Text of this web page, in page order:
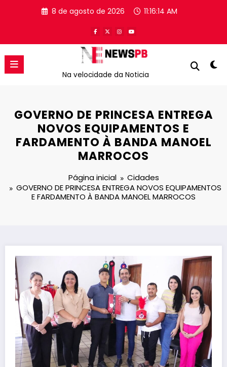
8 de agosto de 2026 11:16:14 AM
Na velocidade da Noticia
GOVERNO DE PRINCESA ENTREGA
NOVOS EQUIPAMENTOS E
FARDAMENTO À BANDA MANOEL
MARROCOS
Página inicial
Cidades
GOVERNO DE PRINCESA ENTREGA NOVOS EQUIPAMENTOS
E FARDAMENTO À BANDA MANOEL MARROCOS